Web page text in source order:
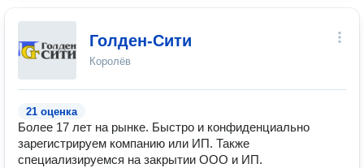
Голден-Сити
Королёв
21 оценка
Более 17 лет на рынке. Быстро и конфиденциально
зарегистрируем компанию или ИП. Также
специализируемся на закрытии ООО и ИП.